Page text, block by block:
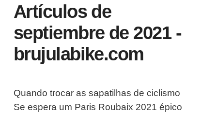
Artículos de
septiembre de 2021 -
brujulabike.com
Quando trocar as sapatilhas de ciclismo
Se espera um Paris Roubaix 2021 épico